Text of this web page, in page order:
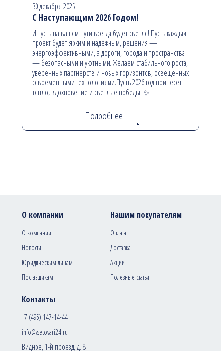
30 декабря 2025
С Наступающим 2026 Годом!
И пусть на вашем пути всегда будет светло! Пусть каждый
проект будет ярким и надёжным, решения —
энергоэффективными, а дороги, города и пространства
— безопасными и уютными. Желаем стабильного роста,
уверенных партнёрств и новых горизонтов, освещённых
современными технологиями.Пусть 2026 год принесёт
тепло, вдохновение и светлые победы! ✨
Подробнее
Контакты
+7 (495) 147-14-44
info@vsetovari24.ru
Видное, 1-й проезд, д. 8
О компании
О компании
Новости
Юридическим лицам
Поставщикам
Нашим покупателям
Оплата
Доставка
Акции
Полезные статьи